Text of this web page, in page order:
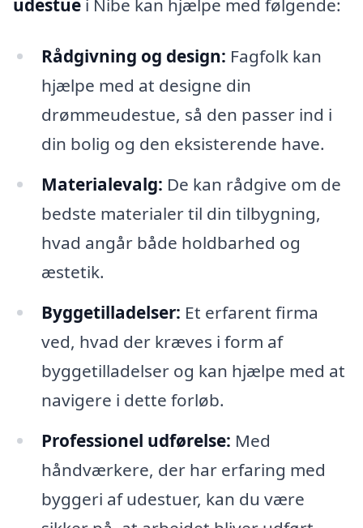
Rådgivning og design: Fagfolk kan
hjælpe med at designe din
drømmeudestue, så den passer ind i
din bolig og den eksisterende have.
Materialevalg: De kan rådgive om de
bedste materialer til din tilbygning,
hvad angår både holdbarhed og
æstetik.
Byggetilladelser: Et erfarent firma
ved, hvad der kræves i form af
byggetilladelser og kan hjælpe med at
navigere i dette forløb.
Professionel udførelse: Med
håndværkere, der har erfaring med
byggeri af udestuer, kan du være